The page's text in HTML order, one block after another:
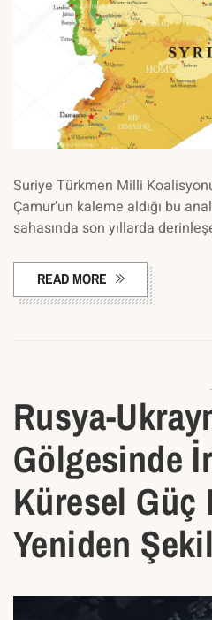
Suriye Türkmen Milli
Çamur’un kaleme aldığı bu
sahasında son yıllarda
READ MORE
Rusya-
Gölgesinde
Küresel Güç
Yeniden